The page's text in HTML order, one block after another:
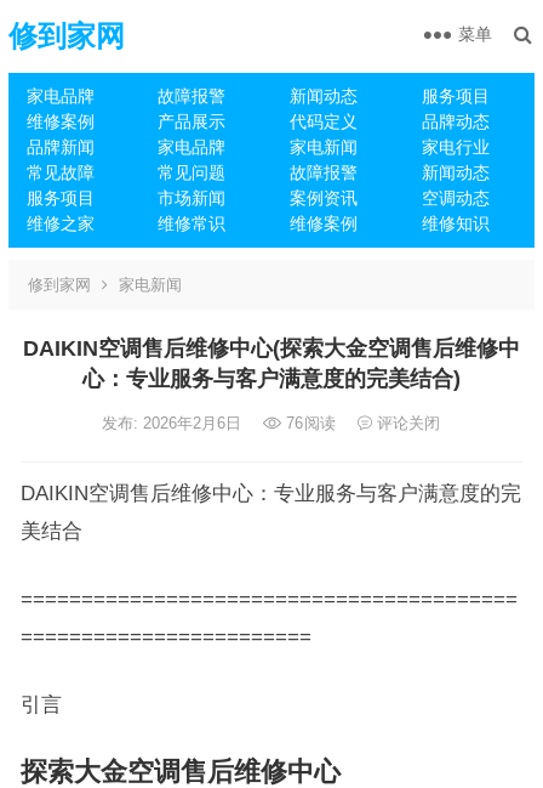
修到家网
家电品牌 故障报警 新闻动态
服务项目
维修案例
产品展示 代码定义
品牌动态
品牌新闻
家电品牌 家电新闻
家电行业
常见故障
常见问题 故障报警
新闻动态
服务项目
市场新闻 案例资讯
空调动态
维修之家
维修常识 维修案例 维修知识
菜单
修到家网 家电新闻
DAIKIN空调售后维修中心(探索大金空调售后维修中
心：专业服务与客户满意度的完美结合)
发布: 2026年2月6日 76阅读 评论关闭
DAIKIN空调售后维修中心：专业服务与客户满意度的完
美结合
=========================================
========================
引言
探索大金空调售后维修中心